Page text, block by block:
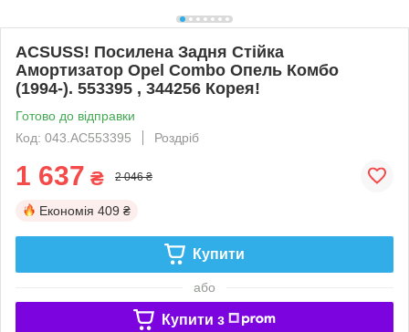
ACSUSS! Посилена Задня Стійка
Амортизатор Opel Combo Опель Комбо
(1994-). 553395 , 344256 Корея!
Готово до відправки
Код: 043.AC553395
Роздріб
1 637 ₴ 2 046 ₴
Економія 409 ₴
Купити
або
Купити з